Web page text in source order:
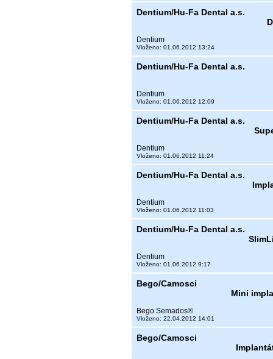
Dentium/Hu-Fa Dental a.s.
Dentium
Vloženo: 01.06.2012 13:24
Dentium/Hu-Fa Dental a.s.
Dentium
Vloženo: 01.06.2012 12:09
Dentium/Hu-Fa Dental a.s.
Dentium
Vloženo: 01.06.2012 11:24
Dentium/Hu-Fa Dental a.s.
Dentium
Vloženo: 01.06.2012 11:03
Dentium/Hu-Fa Dental a.s.
Dentium
Vloženo: 01.06.2012 9:17
Bego/Camosci
Mini
Bego Semados®
Vloženo: 22.04.2012 14:01
Bego/Camosci